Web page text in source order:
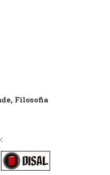
Filosofia